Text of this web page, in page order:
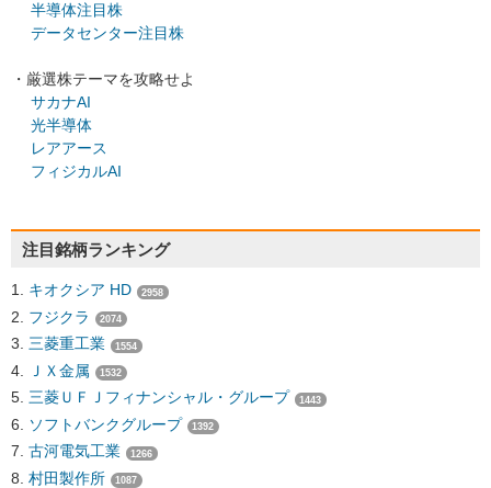
半導体注目株
データセンター注目株
・厳選株テーマを攻略せよ
サカナAI
光半導体
レアアース
フィジカルAI
注目銘柄ランキング
キオクシア HD 2958
フジクラ 2074
三菱重工業 1554
ＪＸ金属 1532
三菱ＵＦＪフィナンシャル・グループ 1443
ソフトバンクグループ 1392
古河電気工業 1266
村田製作所 1087